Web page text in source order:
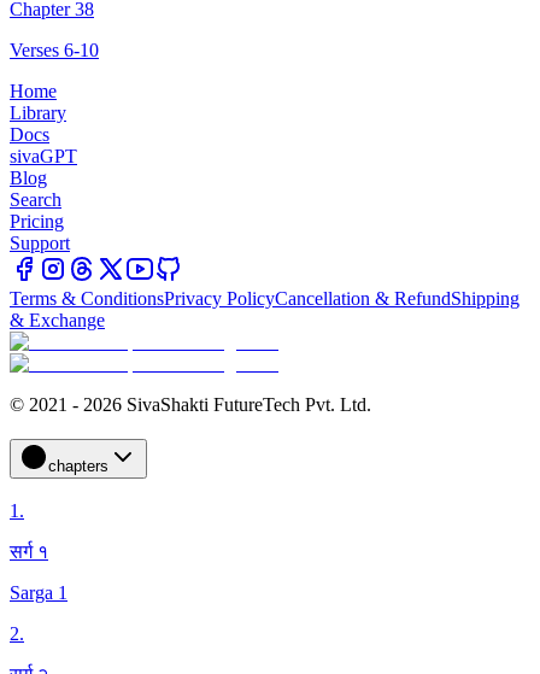
Chapter 38
Verses 6-10
Home
Library
Docs
sivaGPT
Blog
Search
Pricing
Support
Terms & ConditionsPrivacy PolicyCancellation & RefundShipping
& Exchange
© 2021 - 2026 SivaShakti FutureTech Pvt. Ltd.
chapters
1.
सर्ग १
Sarga 1
2.